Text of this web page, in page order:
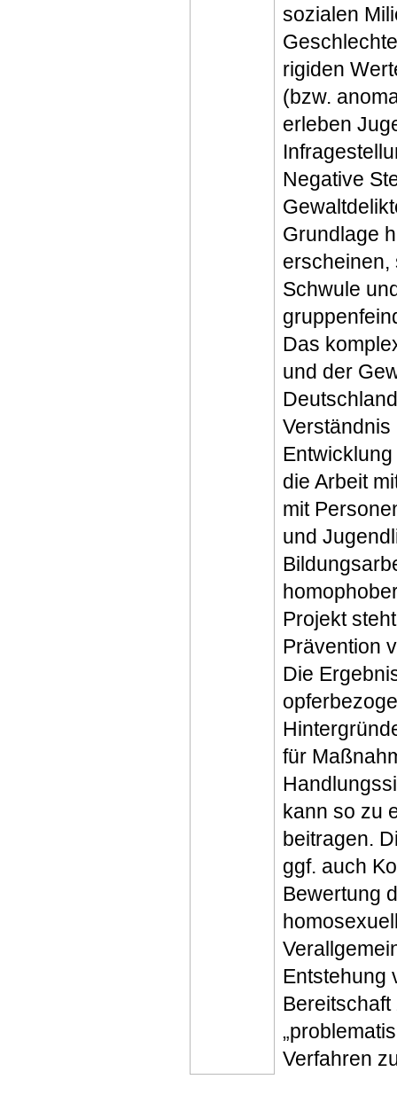
sozialen
rigiden
(bzw.
erleben
Negative
Grundlage
erscheinen,
Schwule
Das
und der
die Arbeit
mit
und
Projekt
Prävention
Die
für
kann so zu
beitragen.
ggf. auch
Bewertung
Entstehung
Verfahren